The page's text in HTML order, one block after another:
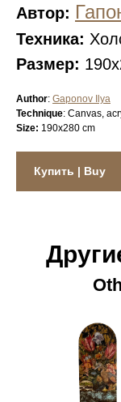
Автор:
Техника:
Размер:
Author: Gaponov Ilya
Technique: Canvas,
Size: 190x280 cm
Купить | Buy